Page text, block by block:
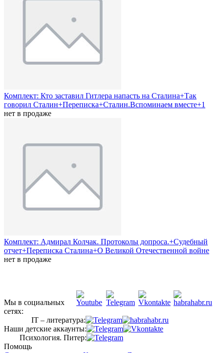
Комплект: Кто заставил Гитлера напасть на Сталина+Так
говорил Сталин+Переписка+Сталин.Вспоминаем вместе+1
нет в продаже
Комплект: Адмирал Колчак. Протоколы допроса.+Судебный
отчет+Переписка Сталина+О Великой Отечественной войне
нет в продаже
Мы в социальных
сетях:
IT – литература:
Наши детские аккаунты:
Психология. Питер:
Помощь